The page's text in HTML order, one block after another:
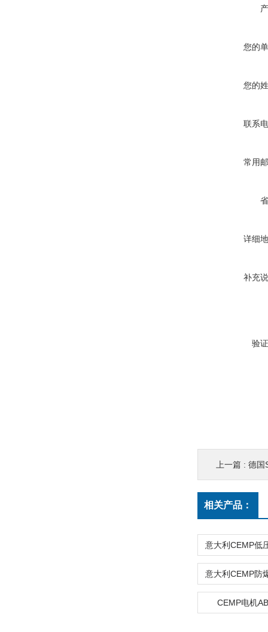
您的
您的
联系
常用
详细
补充
验
上一篇 : 德国
相关产品：
CEMP电机